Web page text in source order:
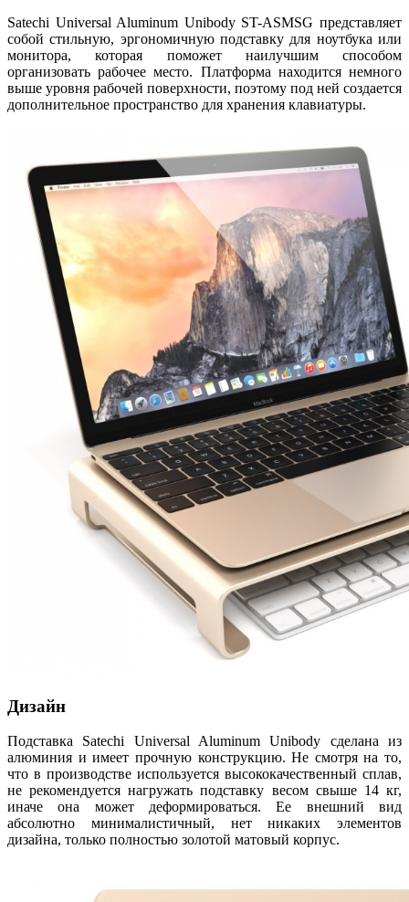
Satechi Universal Aluminum Unibody ST-ASMSG представляет
собой стильную, эргономичную подставку для ноутбука или
монитора, которая поможет наилучшим способом
организовать рабочее место. Платформа находится немного
выше уровня рабочей поверхности, поэтому под ней создается
дополнительное пространство для хранения клавиатуры.
Дизайн
Подставка Satechi Universal Aluminum Unibody сделана из
алюминия и имеет прочную конструкцию. Не смотря на то,
что в производстве используется высококачественный сплав,
не рекомендуется нагружать подставку весом свыше 14 кг,
иначе она может деформироваться. Ее внешний вид
абсолютно минималистичный, нет никаких элементов
дизайна, только полностью золотой матовый корпус.